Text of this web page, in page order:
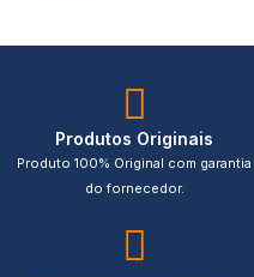
Produtos Originais
Produto 100% Original com garantia
do fornecedor.